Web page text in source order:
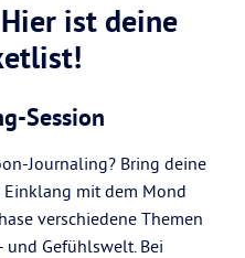
ist deine
Session
Journaling? Bring deine
mit dem Mond
verschiedene Themen
und Gefühlswelt. Bei